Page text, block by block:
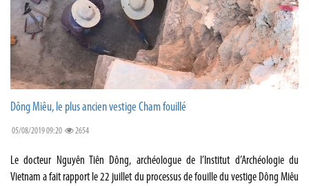
Dông Miêu, le plus ancien vestige Cham fouillé
05/08/2019 09:20 2654
Le docteur Nguyên Tiên Dông, archéologue de l’Institut d’Archéologie du
Vietnam a fait rapport le 22 juillet du processus de fouille du vestige Dông Miêu